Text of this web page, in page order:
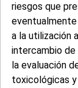
riesgos que
eventualmente
a la utilización
intercambio de
la evaluación
toxicológicas